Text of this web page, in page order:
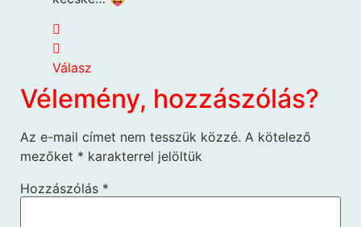
Válasz
Vélemény, hozzászólás?
Az e-mail címet nem tesszük közzé. A kötelező
mezőket * karakterrel jelöltük
Hozzászólás *